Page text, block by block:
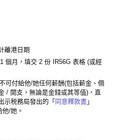
離港日期
個月，填交 2 份 IR56G 表格 (或經
可付給他/她任何薪酬(包括薪金、佣
/ 開支，無論是金錢或其等值)，直
示税務局發出的「 同意釋款書 」
/她。